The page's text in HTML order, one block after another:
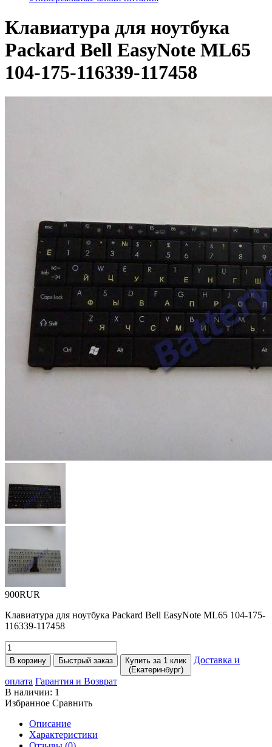
Клавиатура для ноутбука
Packard Bell EasyNote ML65
104-175-116339-117458
900RUR
Клавиатура для ноутбука Packard Bell EasyNote ML65 104-175-
116339-117458
В корзину Быстрый заказ
Купить за 1 клик
(Екатеринбург)
Доставка и
оплата Гарантия и Возврат
В наличии: 1
Избранное Сравнить
Описание
Характеристики